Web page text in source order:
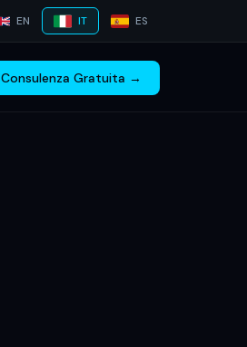
EN IT ES
Consulenza Gratuita →